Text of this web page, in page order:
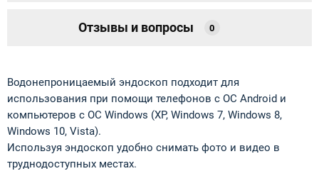
Отзывы и вопросы 0
Водонепроницаемый эндоскоп подходит для
использования при помощи телефонов с ОС Android и
компьютеров с ОС Windows (XP, Windows 7, Windows 8,
Windows 10, Vista).
Используя эндоскоп удобно снимать фото и видео в
труднодоступных местах.